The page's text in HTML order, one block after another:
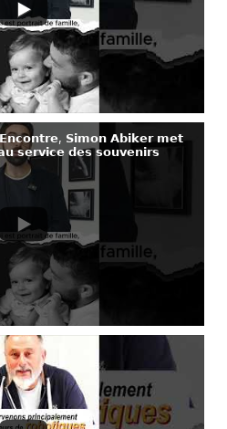
𝗦𝗶𝗺𝗼𝗻 𝗔𝗯𝗶𝗸𝗲𝗿 𝗺𝗲𝘁
𝘀𝗲𝗿𝘃𝗶𝗰𝗲 𝗱𝗲𝘀 𝘀𝗼𝘂𝘃𝗲𝗻𝗶𝗿𝘀